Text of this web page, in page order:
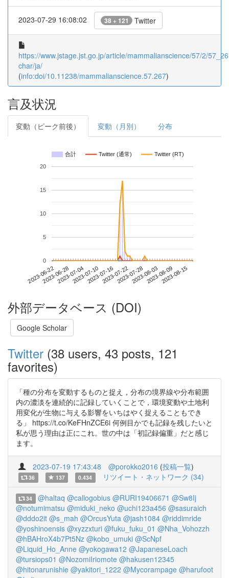
2023-07-29 16:08:02 38 + 121 Twitter
https://www.jstage.jst.go.jp/article/mammalianscience/57/2/
char/ja/
(info:doi/10.11238/mammalianscience.57.267)
言及状況
変動（ピーク前後） 変動（月別） 分布
合計 Twitter (通常) Twitter (RT)
2023-06-222023-06-282023-07-042023-07-102023-07-162023-07-222023-07-282023-08-032023-08-092023-08-15
0
5
10
15
20
外部データベース (DOI)
Google Scholar
Twitter (38 users, 43 posts, 121
favorites)
「種の分布を変動するものと捉え，分布の境界線や分布範囲
内の濃淡を連続的に記録していくことで，環境変動や土地利
用変化が生物に与える影響をいちはやく捉えることもでき
る」 https://t.co/KeFHnZCE6i 何例目かでも記録を残したいと
私が思う理由は正にこれ。世の中は「初記録偏重」だと感じ
ます。
2023-07-19 17:43:48 @porokko2016 (投稿一覧)
36 137 0.434 リツイート・ネットワーク (34)
34 @haltaq @callogobius @RURI19406671 @Sw8Ij
@notumimatsu @miduki_neko @uchi123a456 @sasuraich
@dddo2it @s_mah @OrcusYuta @jash1084 @riddimride
@yoshinoensis @xyzzxturi @fuku_fuku_01 @Nha_Vohozzh
@hBAHroX4b7Pt5Nz @kobo_umuki @ScNpf
@Liquid_Ho_Anne @yokogawa12 @JapaneseLoach
@tursiops01 @NozomiIriomote @hakusen12345
@hitonarunishie @yakitori_1222 @Mycorampage @harufoot